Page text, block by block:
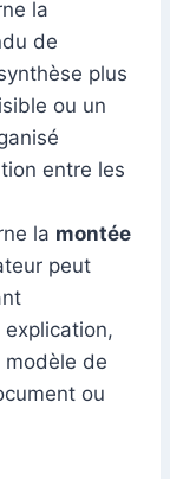
la
de
plus
ou un
entre les
la montée
peut
modèle de
ou